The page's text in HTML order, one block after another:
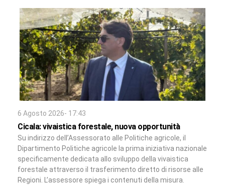
6 Agosto 2026- 17:43
Cicala: vivaistica forestale, nuova opportunità
Su indirizzo dell’Assessorato alle Politiche agricole, il
Dipartimento Politiche agricole la prima iniziativa nazionale
specificamente dedicata allo sviluppo della vivaistica
forestale attraverso il trasferimento diretto di risorse alle
Regioni. L’assessore spiega i contenuti della misura.